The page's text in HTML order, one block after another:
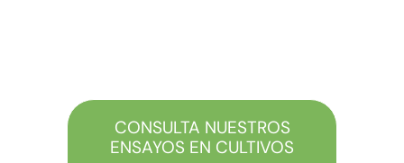
CONSULTA NUESTROS
ENSAYOS EN CULTIVOS